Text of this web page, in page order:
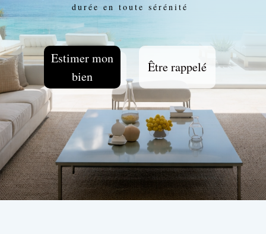
durée en toute sérénité
Être rappelé
Estimer mon
bien